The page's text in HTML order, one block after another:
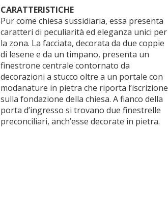
CARATTERISTICHE
Pur come chiesa sussidiaria, essa presenta
caratteri di peculiarità ed eleganza unici per
la zona. La facciata, decorata da due coppie
di lesene e da un timpano, presenta un
finestrone centrale contornato da
decorazioni a stucco oltre a un portale con
modanature in pietra che riporta l’iscrizione
sulla fondazione della chiesa. A fianco della
porta d’ingresso si trovano due finestrelle
preconciliari, anch’esse decorate in pietra.